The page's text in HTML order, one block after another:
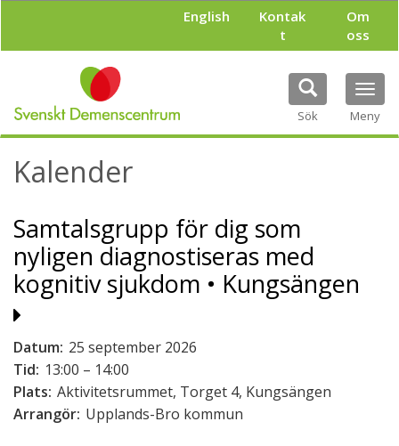
l
English
Kontak
t
Om
oss
Sök Meny
Kalender
Samtalsgrupp för dig som
nyligen diagnostiseras med
kognitiv sjukdom • Kungsängen
Datum: 25 september 2026
Tid: 13:00 – 14:00
Plats: Aktivitetsrummet, Torget 4, Kungsängen
Arrangör: Upplands-Bro kommun